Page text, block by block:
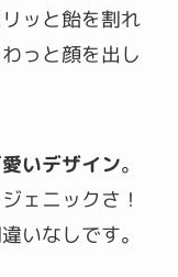
ッと飴を割れ
っと顔を出し
いデザイン。
ェニックさ！
いなしです。